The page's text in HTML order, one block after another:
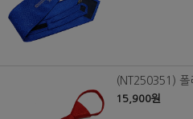
(NT250351) 폴
15,900원